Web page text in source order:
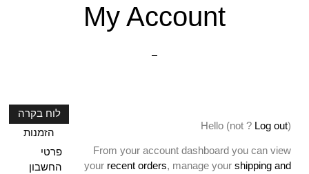
My Account
לוח בקרה
הזמנות
פרטי
החשבון
Hello (not ? Log out)
From your account dashboard you can view
your recent orders, manage your shipping and